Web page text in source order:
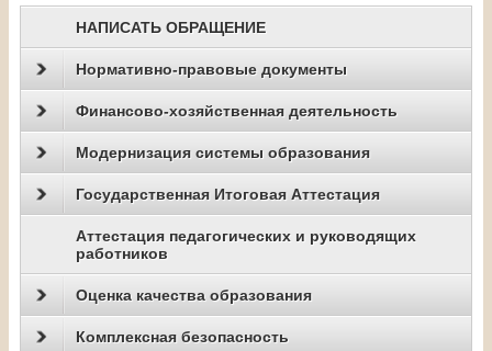
НАПИСАТЬ ОБРАЩЕНИЕ
Нормативно-правовые документы
Финансово-хозяйственная деятельность
Модернизация системы образования
Государственная Итоговая Аттестация
Аттестация педагогических и руководящих
работников
Оценка качества образования
Комплексная безопасность